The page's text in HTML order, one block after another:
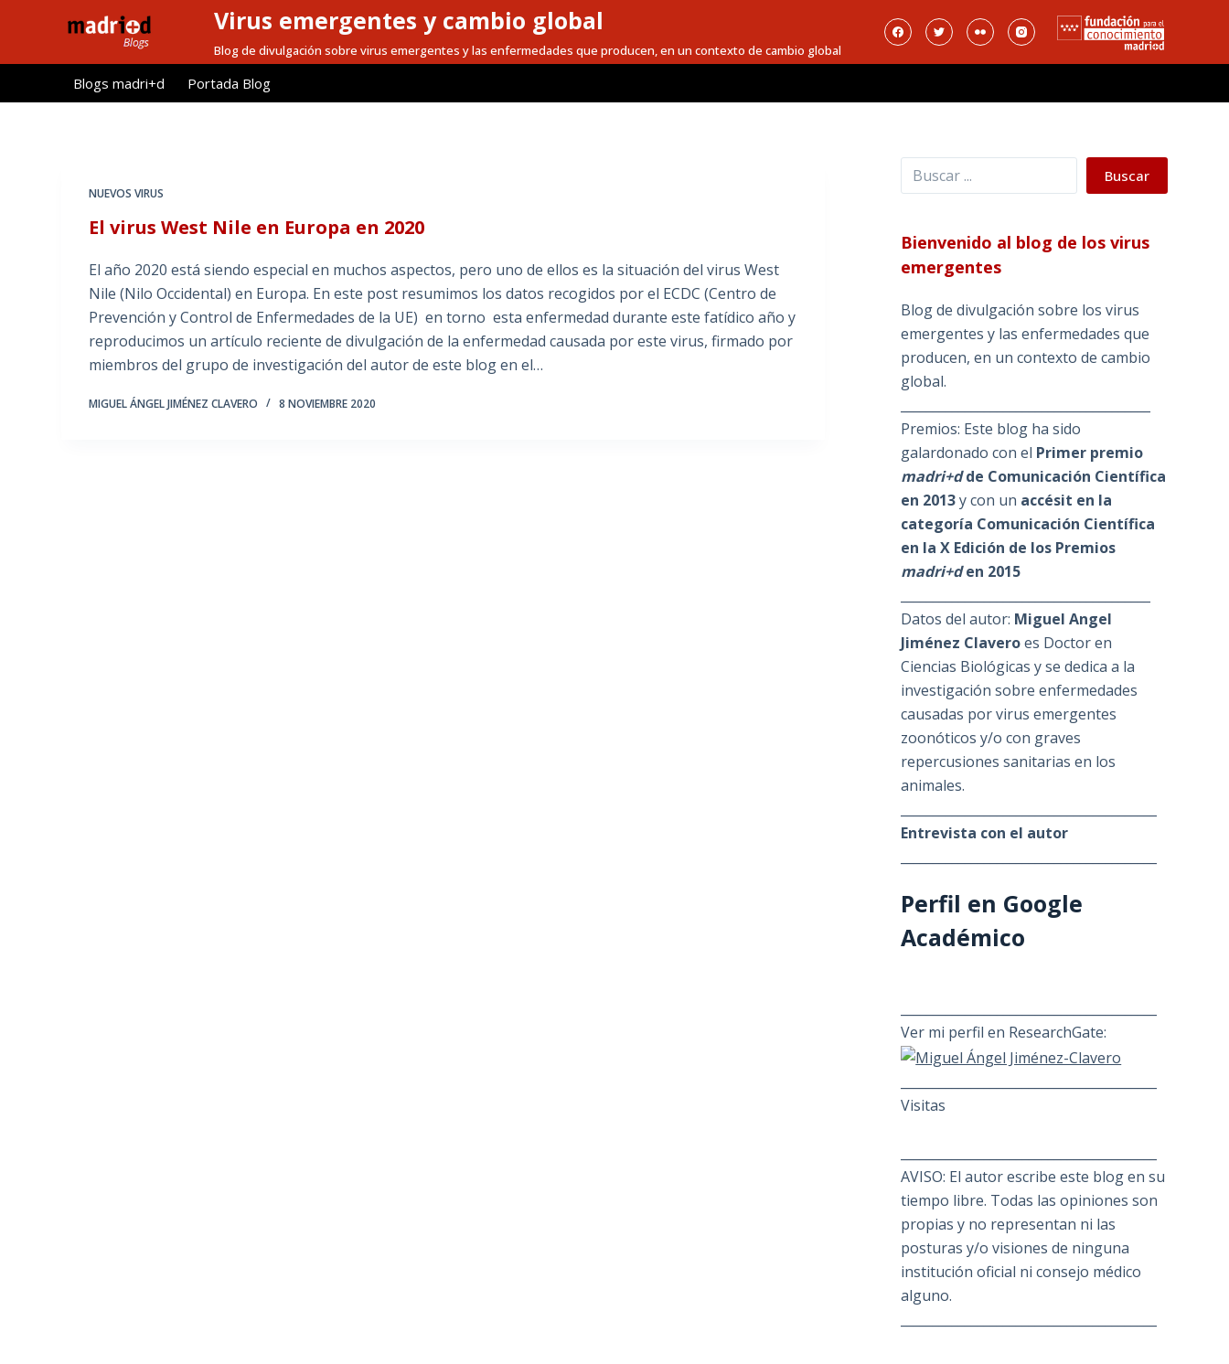
l
Virus emergentes y cambio global
Blog de divulgación sobre virus emergentes y las enfermedades que producen, en un contexto de cambio global
Blogs madri+d Portada Blog
NUEVOS VIRUS
El virus West Nile en Europa en 2020
El año 2020 está siendo especial en muchos aspectos, pero uno de ellos es la situación del virus West
Nile (Nilo Occidental) en Europa. En este post resumimos los datos recogidos por el ECDC (Centro de
Prevención y Control de Enfermedades de la UE) en torno esta enfermedad durante este fatídico año y
reproducimos un artículo reciente de divulgación de la enfermedad causada por este virus, firmado por
miembros del grupo de investigación del autor de este blog en el…
MIGUEL ÁNGEL JIMÉNEZ CLAVERO 8 NOVIEMBRE 2020
Buscar Buscar
Bienvenido al blog de los virus
emergentes
Blog de divulgación sobre los virus
emergentes y las enfermedades que
producen, en un contexto de cambio
global.
Premios: Este blog ha sido
galardonado con el Primer premio
madri+dde Comunicación Científica
en 2013y con un accésit en la
categoría Comunicación Científica
en la X Edición de los Premios
madri+den 2015
Datos del autor: Miguel Angel
Jiménez Claveroes Doctor en
Ciencias Biológicas y se dedica a la
investigación sobre enfermedades
causadas por virus emergentes
zoonóticos y/o con graves
repercusiones sanitarias en los
animales.
Entrevista con el autor
Perfil en Google
Académico
Ver mi perfil en ResearchGate:
Visitas
AVISO: El autor escribe este blog en su
tiempo libre. Todas las opiniones son
propias y no representan ni las
posturas y/o visiones de ninguna
institución oficial ni consejo médico
alguno.